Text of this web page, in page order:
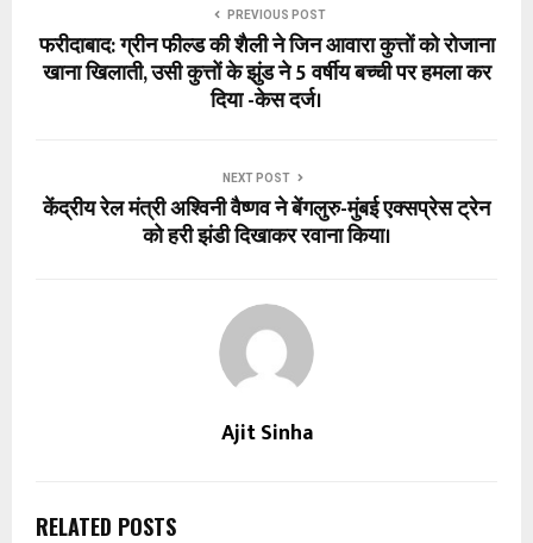
PREVIOUS POST
फरीदाबाद: ग्रीन फील्ड की शैली ने जिन आवारा कुत्तों को रोजाना
खाना खिलाती, उसी कुत्तों के झुंड ने 5 वर्षीय बच्ची पर हमला कर
दिया -केस दर्ज।
NEXT POST
केंद्रीय रेल मंत्री अश्विनी वैष्णव ने बेंगलुरु-मुंबई एक्सप्रेस ट्रेन
को हरी झंडी दिखाकर रवाना किया।
Ajit Sinha
RELATED POSTS